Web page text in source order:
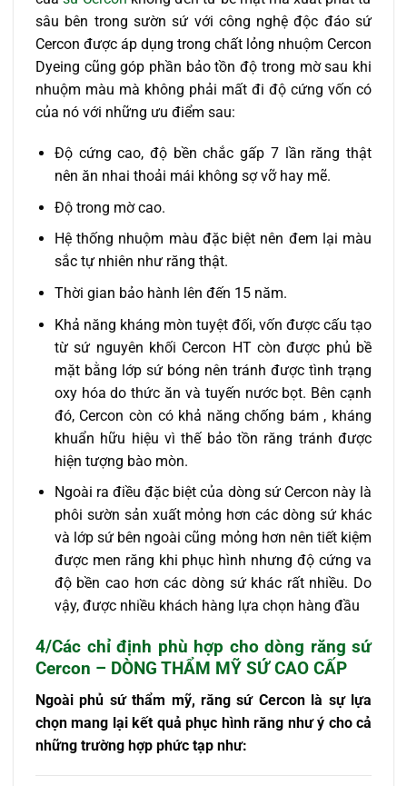
sâu bên trong sườn sứ với công nghệ độc đáo sứ
Cercon được áp dụng trong chất lỏng nhuộm Cercon
Dyeing cũng góp phần bảo tồn độ trong mờ sau khi
nhuộm màu mà không phải mất đi độ cứng vốn có
của nó với những ưu điểm sau:
Độ cứng cao, độ bền chắc gấp 7 lần răng thật
nên ăn nhai thoải mái không sợ vỡ hay mẽ.
Độ trong mờ cao.
Hệ thống nhuộm màu đặc biệt nên đem lại màu
sắc tự nhiên như răng thật.
Thời gian bảo hành lên đến 15 năm.
Khả năng kháng mòn tuyệt đối, vốn được cấu tạo
từ sứ nguyên khối Cercon HT còn được phủ bề
mặt bằng lớp sứ bóng nên tránh được tình trạng
oxy hóa do thức ăn và tuyến nước bọt. Bên cạnh
đó, Cercon còn có khả năng chống bám , kháng
khuẩn hữu hiệu vì thế bảo tồn răng tránh được
hiện tượng bào mòn.
Ngoài ra điều đặc biệt của dòng sứ Cercon này là
phôi sườn sản xuất mỏng hơn các dòng sứ khác
và lớp sứ bên ngoài cũng mỏng hơn nên tiết kiệm
được men răng khi phục hình nhưng độ cứng va
độ bền cao hơn các dòng sứ khác rất nhiều. Do
vậy, được nhiều khách hàng lựa chọn hàng đầu
4/Các chỉ định phù hợp cho dòng răng sứ
Cercon – DÒNG THẨM MỸ SỨ CAO CẤP
Ngoài phủ sứ thẩm mỹ, răng sứ Cercon là sự lựa
chọn mang lại kết quả phục hình răng như ý cho cả
những trường hợp phức tạp như: